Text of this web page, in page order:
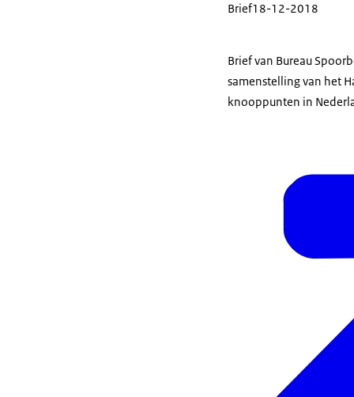
Brief18-12-2018
Brief van Bureau
samenstelling van het
knooppunten in